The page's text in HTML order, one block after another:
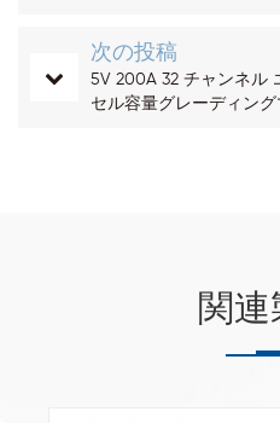
次の投稿
5V 200A 32 チャンネル
セル容量グレーディング
関連